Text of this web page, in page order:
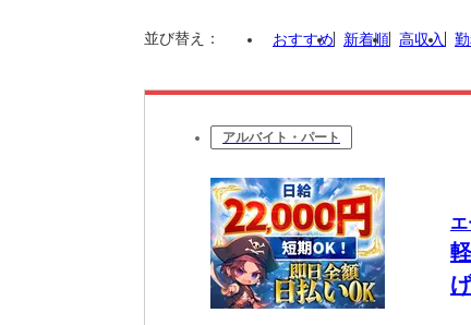
並び替え： おすすめ 新着順 高収入
アルバイト・パート